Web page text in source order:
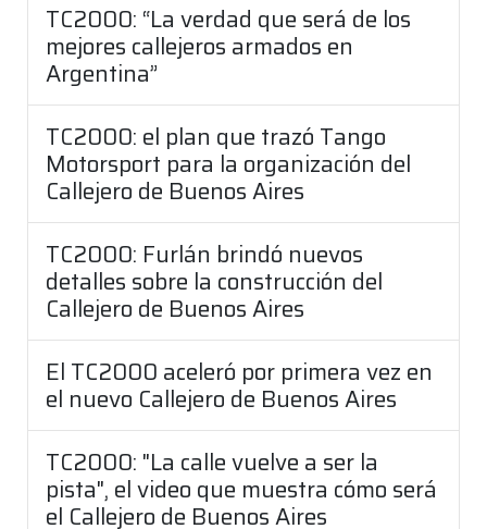
TC2000: “La verdad que será de los
mejores callejeros armados en
Argentina”
TC2000: el plan que trazó Tango
Motorsport para la organización del
Callejero de Buenos Aires
TC2000: Furlán brindó nuevos
detalles sobre la construcción del
Callejero de Buenos Aires
El TC2000 aceleró por primera vez en
el nuevo Callejero de Buenos Aires
TC2000: "La calle vuelve a ser la
pista", el video que muestra cómo será
el Callejero de Buenos Aires